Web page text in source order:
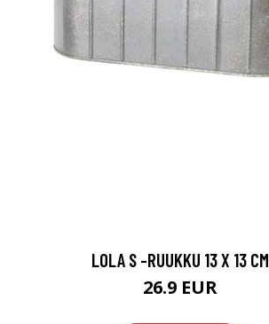
LOLA S -RUUKKU 13 X 13 CM
26.9 EUR